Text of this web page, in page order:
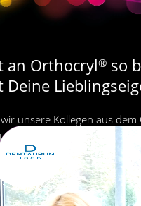
an Orthocryl® so
Deine
unsere Kollegen aus dem
Produktmanagement
tagtäglich mit dem
möchten die seit über 60
Qualität